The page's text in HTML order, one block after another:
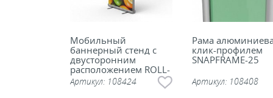
Мобильный
баннерный стенд с
двусторонним
расположением ROLL-
UP-DS, формат
850х2000 мм
Артикул: 108424
Рама
клик-профилем
SNAPFRAME-25
Артикул: 108408